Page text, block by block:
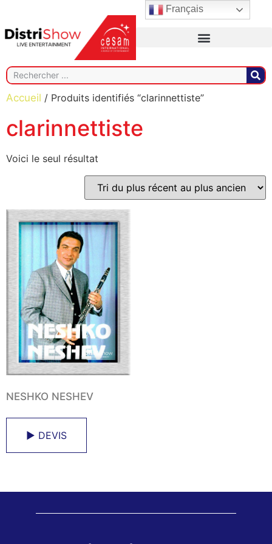
Accueil / Produits identifiés “clarinnettiste”
clarinnettiste
Voici le seul résultat
NESHKO NESHEV
► DEVIS
Français